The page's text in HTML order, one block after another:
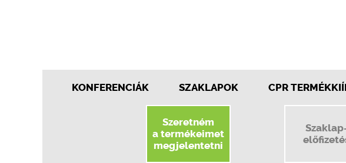
KONFERENCIÁK SZAKLAPOK CPR
Szeretném
a termékeimet
megjelentetni